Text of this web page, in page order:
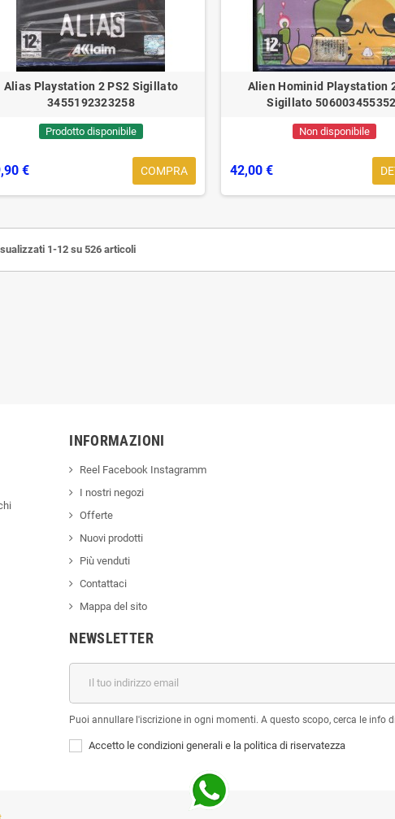
Alias Playstation 2 PS2 Sigillato
3455192323258
Prodotto disponibile
€ COMPRA
Alien Hominid Playstation
Sigillato
Non disponibile
42,00 €
1-12 su 526 articoli
INFORMAZIONI
Reel Facebook Instagramm
I nostri negozi
Offerte
Nuovi prodotti
Più venduti
Contattaci
Mappa del sito
NEWSLETTER
Puoi annullare l'iscrizione in ogni momenti. A questo scopo, cerca le info
Accetto le condizioni generali e la politica di riservatezza